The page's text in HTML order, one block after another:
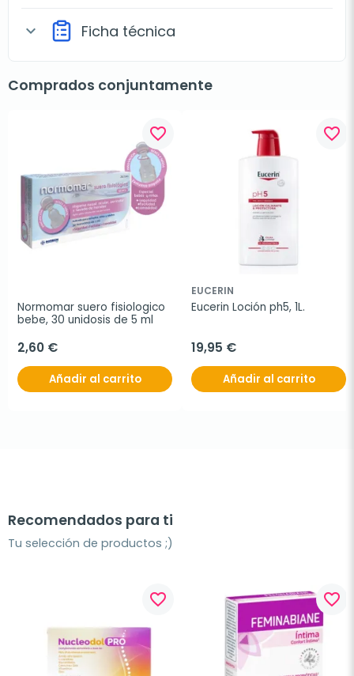
expand_more Ficha técnica
Comprados conjuntamente
favorite_border
Normomar suero fisiologico
bebe, 30 unidosis de 5 ml
2,60 €
Añadir al carrito
favorite_border
EUCERIN
Eucerin Loción ph5, 1L.
19,95 €
Añadir al carrito
Recomendados para ti
Tu selección de productos ;)
favorite_border favorite_border